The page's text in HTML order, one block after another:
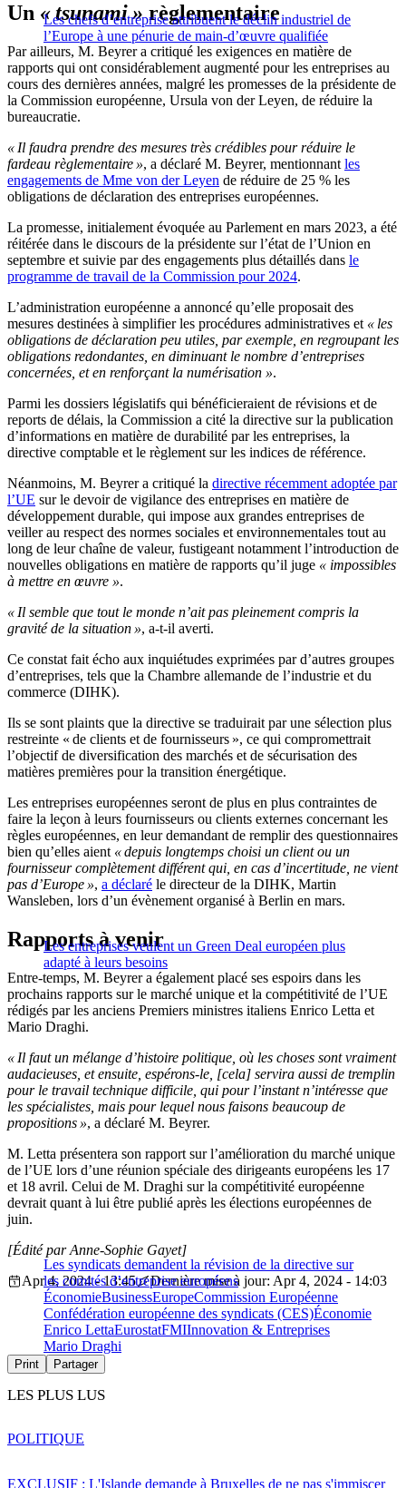
Les chefs d’entreprise attribuent le déclin industriel de
l’Europe à une pénurie de main-d’œuvre qualifiée
Un « tsunami »règlementaire
Par ailleurs, M. Beyrer a critiqué les exigences en matière de
rapports qui ont considérablement augmenté pour les entreprises au
cours des dernières années, malgré les promesses de la présidente de
la Commission européenne, Ursula von der Leyen, de réduire la
bureaucratie.
« Il faudra prendre des mesures très crédibles pour réduire le
fardeau règlementaire », a déclaré M. Beyrer, mentionnant les
engagements de Mme von der Leyen de réduire de 25 % les
obligations de déclaration des entreprises européennes.
La promesse, initialement évoquée au Parlement en mars 2023, a été
réitérée dans le discours de la présidente sur l’état de l’Union en
septembre et suivie par des engagements plus détaillés dans le
programme de travail de la Commission pour 2024.
L’administration européenne a annoncé qu’elle proposait des
mesures destinées à simplifier les procédures administratives et « les
obligations de déclaration peu utiles, par exemple, en regroupant les
obligations redondantes, en diminuant le nombre d’entreprises
concernées, et en renforçant la numérisation ».
Parmi les dossiers législatifs qui bénéficieraient de révisions et de
reports de délais, la Commission a cité la directive sur la publication
d’informations en matière de durabilité par les entreprises, la
directive comptable et le règlement sur les indices de référence.
Néanmoins, M. Beyrer a critiqué la directive récemment adoptée par
l’UE sur le devoir de vigilance des entreprises en matière de
développement durable, qui impose aux grandes entreprises de
veiller au respect des normes sociales et environnementales tout au
long de leur chaîne de valeur, fustigeant notamment l’introduction de
nouvelles obligations en matière de rapports qu’il juge « impossibles
à mettre en œuvre ».
« Il semble que tout le monde n’ait pas pleinement compris la
gravité de la situation », a-t-il averti.
Ce constat fait écho aux inquiétudes exprimées par d’autres groupes
d’entreprises, tels que la Chambre allemande de l’industrie et du
commerce (DIHK).
Ils se sont plaints que la directive se traduirait par une sélection plus
restreinte « de clients et de fournisseurs », ce qui compromettrait
l’objectif de diversification des marchés et de sécurisation des
matières premières pour la transition énergétique.
Les entreprises européennes seront de plus en plus contraintes de
faire la leçon à leurs fournisseurs ou clients externes concernant les
règles européennes, en leur demandant de remplir des questionnaires
bien qu’elles aient « depuis longtemps choisi un client ou un
fournisseur complètement différent qui, en cas d’incertitude, ne vient
pas d’Europe », a déclaré le directeur de la DIHK, Martin
Wansleben, lors d’un évènement organisé à Berlin en mars.
Les entreprises veulent un Green Deal européen plus
adapté à leurs besoins
Rapports à venir
Entre-temps, M. Beyrer a également placé ses espoirs dans les
prochains rapports sur le marché unique et la compétitivité de l’UE
rédigés par les anciens Premiers ministres italiens Enrico Letta et
Mario Draghi.
« Il faut un mélange d’histoire politique, où les choses sont vraiment
audacieuses, et ensuite, espérons-le, [cela] servira aussi de tremplin
pour le travail technique difficile, qui pour l’instant n’intéresse que
les spécialistes, mais pour lequel nous faisons beaucoup de
propositions », a déclaré M. Beyrer.
M. Letta présentera son rapport sur l’amélioration du marché unique
de l’UE lors d’une réunion spéciale des dirigeants européens les 17
et 18 avril. Celui de M. Draghi sur la compétitivité européenne
devrait quant à lui être publié après les élections européennes de
juin.
Les syndicats demandent la révision de la directive sur
les comités d’entreprise européens
[Édité par Anne-Sophie Gayet]
Apr 4, 2024 - 13:45
Dernière mise à jour: Apr 4, 2024 - 14:03
ÉconomieBusinessEuropeCommission Européenne
Confédération européenne des syndicats (CES)Économie
Enrico LettaEurostatFMIInnovation & Entreprises
Mario Draghi
Print Partager
LES PLUS LUS
EXCLUSIF : L'Islande demande à Bruxelles de ne pas s'immiscer
POLITIQUE